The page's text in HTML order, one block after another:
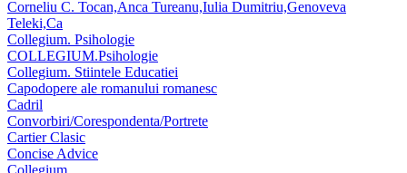
Corneliu C. Tocan,Anca Tureanu,Iulia Dumitriu,Genoveva
Teleki,Ca
Collegium. Psihologie
COLLEGIUM.Psihologie
Collegium. Stiintele Educatiei
Capodopere ale romanului romanesc
Cadril
Convorbiri/Corespondenta/Portrete
Cartier Clasic
Concise Advice